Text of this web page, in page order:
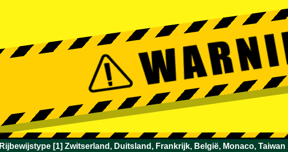
Rijbewijstype [1] Zwitserland, Duitsland, Frankrijk, België, Monaco, Taiwan